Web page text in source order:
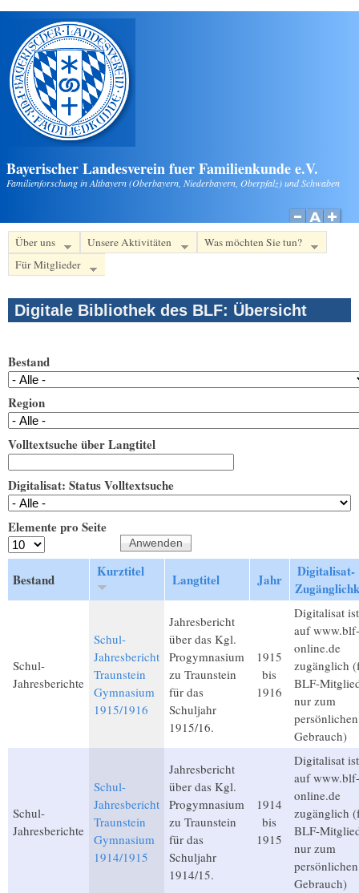
Direkt zum Inhalt
Bayerischer Landesverein fuer Familienkunde e.V.
Familienforschung in Altbayern (Oberbayern, Niederbayern, Oberpfalz) und Schwaben
Über uns Unsere Aktivitäten
Was möchten Sie tun?
Für Mitglieder
Digitale Bibliothek des BLF: Übersicht
Bestand
Region
Volltextsuche über Langtitel
Digitalisat: Status Volltextsuche
Elemente pro Seite
Bestand Kurztitel Langtitel Jahr
Digitalisat-
Schul-
Jahresberichte
Schul-
Jahresbericht
Traunstein
Gymnasium
1915/1916
Jahresbericht
über das Kgl.
Progymnasium
zu Traunstein
für das
Schuljahr
1915/16.
1915
bis
1916
Digitalisat ist
auf www.blf-
online.de
zugänglich
BLF-
nur zum
persönlichen
Gebrauch)
Schul-
Jahresberichte
Schul-
Jahresbericht
Traunstein
Gymnasium
1914/1915
Jahresbericht
über das Kgl.
Progymnasium
zu Traunstein
für das
Schuljahr
1914/15.
1914
bis
1915
Digitalisat ist
auf www.blf-
online.de
zugänglich
BLF-
nur zum
persönlichen
Gebrauch)